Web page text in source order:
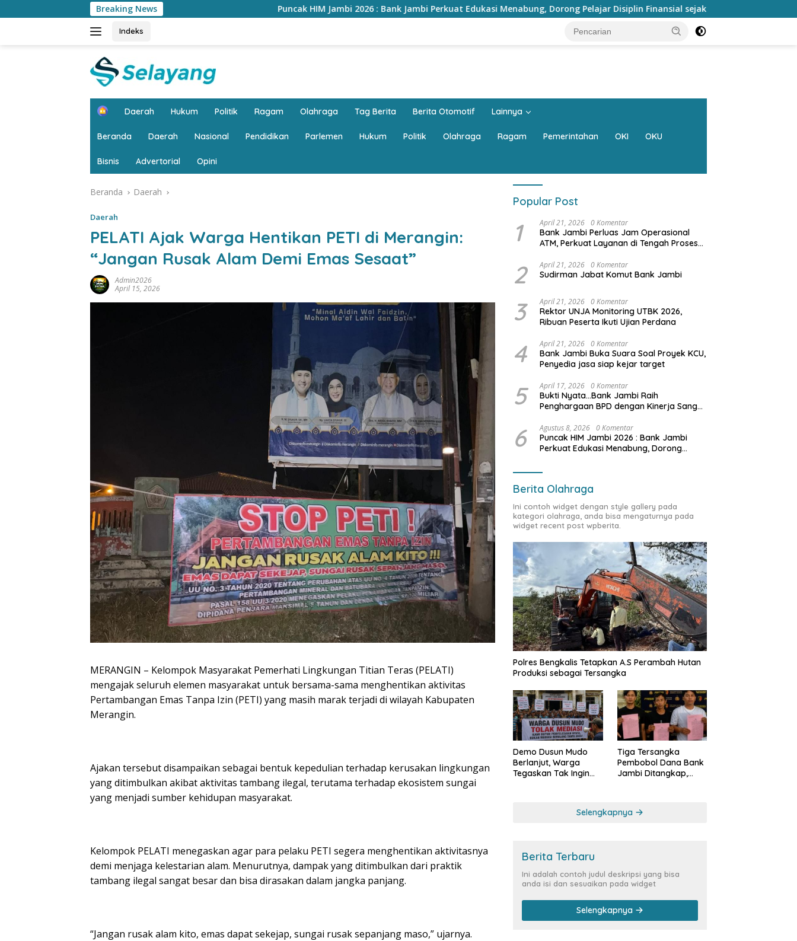
ke
Breaking News Puncak HIM Jambi 2026 : Bank Jambi Perkuat Edukasi Menabung, Dorong Pelajar Disiplin Finansial sejak dini Bank Jambi Raih Penghargaan
Indeks
H
e
Daerah Hukum Politik Ragam Olahraga Tag Berita Berita Otomotif Lainnya
Beranda Daerah Nasional Pendidikan Parlemen Hukum Politik Olahraga Ragam Pemerintahan OKI OKU
Bisnis Advertorial Opini
Beranda Daerah
Daerah
PELATI Ajak Warga Hentikan PETI di Merangin:
“Jangan Rusak Alam Demi Emas Sesaat”
Admin2026
April 15, 2026
MERANGIN – Kelompok Masyarakat Pemerhati Lingkungan Titian Teras (PELATI)
mengajak seluruh elemen masyarakat untuk bersama-sama menghentikan aktivitas
Pertambangan Emas Tanpa Izin (PETI) yang masih marak terjadi di wilayah Kabupaten
Merangin.
Ajakan tersebut disampaikan sebagai bentuk kepedulian terhadap kerusakan lingkungan
yang ditimbulkan akibat aktivitas tambang ilegal, terutama terhadap ekosistem sungai
yang menjadi sumber kehidupan masyarakat.
Kelompok PELATI menegaskan agar para pelaku PETI segera menghentikan aktivitasnya
demi menjaga kelestarian alam. Menurutnya, dampak yang ditimbulkan dari praktik
tambang ilegal sangat besar dan bisa dirasakan dalam jangka panjang.
“Jangan rusak alam kito, emas dapat sekejap, sungai rusak sepanjang maso,” ujarnya.
Popular Post
1 April 21, 2026 0 Komentar
Bank Jambi Perluas Jam Operasional
ATM, Perkuat Layanan di Tengah Proses
2 April 21, 2026 0 Komentar
Sudirman Jabat Komut Bank Jambi
3 April 21, 2026 0 Komentar
Rektor UNJA Monitoring UTBK 2026,
Ribuan Peserta Ikuti Ujian Perdana
4 April 21, 2026 0 Komentar
Bank Jambi Buka Suara Soal Proyek KCU,
Penyedia jasa siap kejar target
5 April 17, 2026 0 Komentar
Bukti Nyata…Bank Jambi Raih
Penghargaan BPD dengan Kinerja Sangat
6 Agustus 8, 2026 0 Komentar
Puncak HIM Jambi 2026 : Bank Jambi
Perkuat Edukasi Menabung, Dorong
Berita Olahraga
Ini contoh widget dengan style gallery pada
kategori olahraga, anda bisa mengaturnya pada
widget recent post wpberita.
Polres Bengkalis Tetapkan A.S Perambah Hutan
Produksi sebagai Tersangka
Demo Dusun Mudo
Berlanjut, Warga
Tegaskan Tak Ingin
Tiga Tersangka
Pembobol Dana Bank
Jambi Ditangkap,
Miliar
Selengkapnya
Berita Terbaru
Ini adalah contoh judul deskripsi yang bisa
anda isi dan sesuaikan pada widget
Selengkapnya